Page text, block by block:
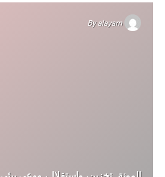
Byalayam